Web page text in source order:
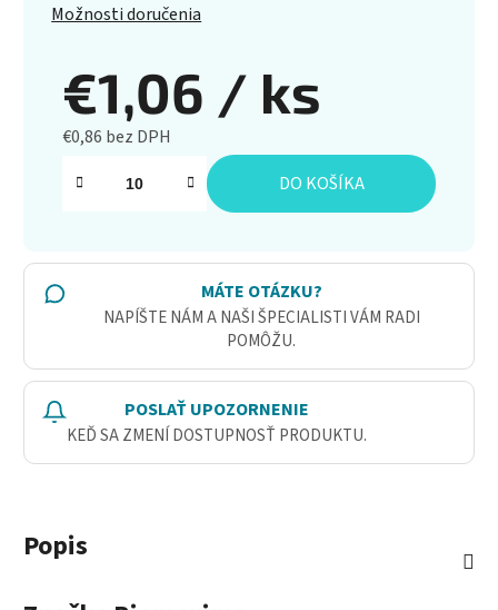
Možnosti doručenia
€1,06 / ks
€0,86 bez DPH
Jednotková cena:
DO KOŠÍKA
MÁTE OTÁZKU?
NAPÍŠTE NÁM A NAŠI ŠPECIALISTI VÁM RADI
POMÔŽU.
POSLAŤ UPOZORNENIE
KEĎ SA ZMENÍ DOSTUPNOSŤ PRODUKTU.
Popis